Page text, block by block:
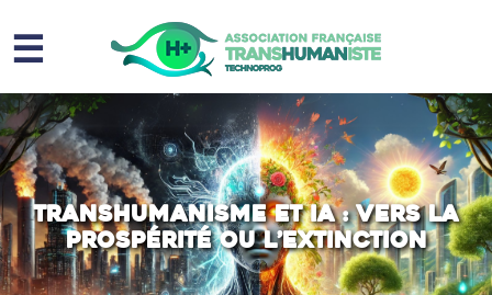
☰
Homme augmenté
Immortalité ?
Question sociale
Risques
Transhumanisme et IA : Vers la
prospérité ou l’extinction